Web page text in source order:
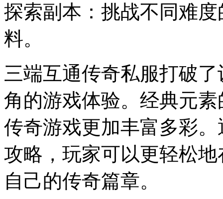
探索副本：挑战不同难
料。
三端互通传奇私服打破
角的游戏体验。经典元
传奇游戏更加丰富多彩
攻略，玩家可以更轻松
自己的传奇篇章。